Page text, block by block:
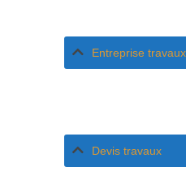
Entreprise
Devis travaux